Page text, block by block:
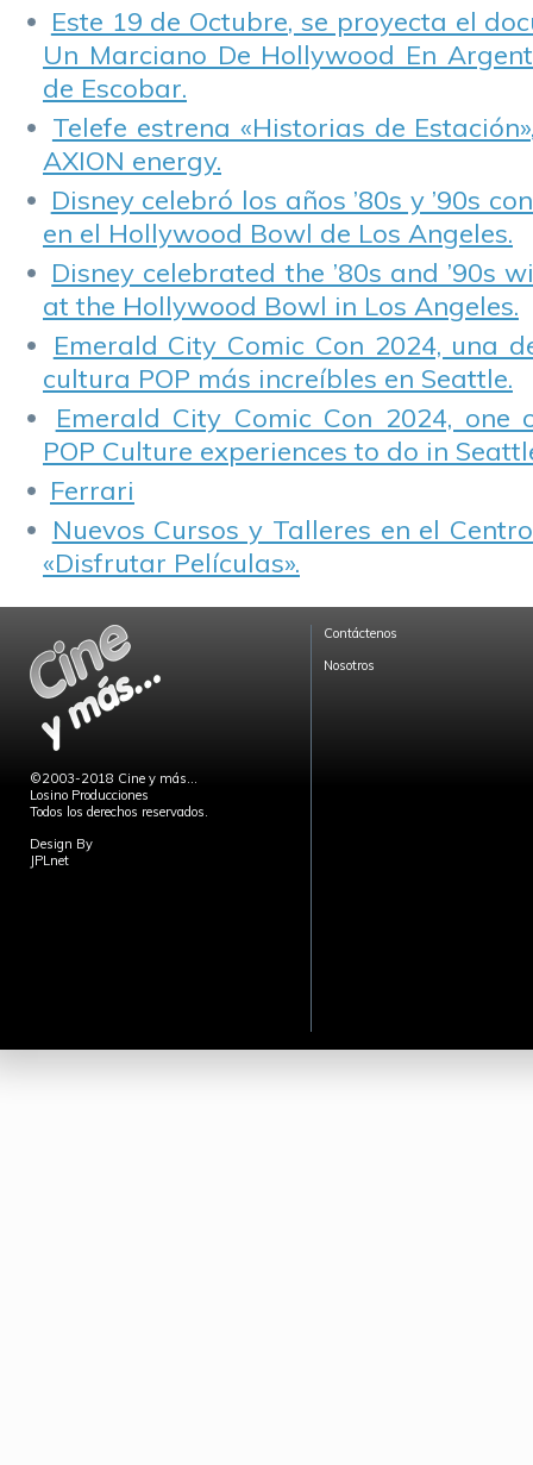
Este 19 de Octubre, se proyecta el
Un Marciano De Hollywood En
de Escobar.
Telefe estrena «Historias de
AXION energy.
Disney celebró los años ’80s y ’90s
en el Hollywood Bowl de Los Angeles.
Disney celebrated the ’80s and ’90s
at the Hollywood Bowl in Los Angeles.
Emerald City Comic Con 2024, una
cultura POP más increíbles en Seattle.
Emerald City Comic Con 2024,
POP Culture experiences to do in
Ferrari
Nuevos Cursos y Talleres en el
«Disfrutar Películas».
©2003-2018 Cine y más...
Losino Producciones
Todos los derechos reservados.
Design By
JPLnet
Contáctenos
Nosotros